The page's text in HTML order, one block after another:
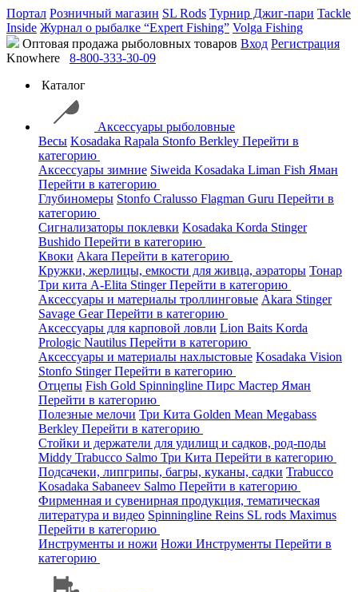
Портал Розничный магазин SL Rods Турнир Джиг-пари Tackle
Inside Журнал о рыбалке “Expert Fishing” Volga Fishing
Оптовая продажа рыболовных товаров Вход Регистрация
Knowhere
8-800-333-30-09
Каталог
Аксессуары рыболовные
Весы Kosadaka Rapala Stonfo Berkley Перейти в
категорию
Аксессуары зимние Siweida Kosadaka Liman Fish Яман
Перейти в категорию
Глубиномеры Stonfo Cralusso Flagman Guru Перейти в
категорию
Сигнализаторы поклевки Kosadaka Korda Stinger
Bushido Перейти в категорию
Квоки Akara Перейти в категорию
Кружки, жерлицы, емкости для живца, аэраторы Тонар
Три кита A-Elita StingerПерейти в категорию
Аксессуары и материалы троллинговые Akara Stinger
Savage GearПерейти в категорию
Аксессуары для карповой ловли Lion Baits Korda
Prologic Nautilus Перейти в категорию
Аксессуары и материалы нахлыстовые Kosadaka Vision
Stonfo StingerПерейти в категорию
Отцепы Fish Gold Spinningline Пирс Мастер Яман
Перейти в категорию
Полезные мелочи Три Кита Golden Mean Megabass
Berkley Перейти в категорию
Стойки и держатели для удилищ и садков, род-поды
Middy Trabucco Salmo Три Кита Перейти в категорию
Подсачеки, липгрипы, багры, куканы, садки Trabucco
Kosadaka Sabaneev Salmo Перейти в категорию
Фирменная и сувенирная продукция, тематическая
литература и видео Spinningline Reins SL rods Maximus
Перейти в категорию
Инструменты и ножи Ножи Инструменты Перейти в
категорию